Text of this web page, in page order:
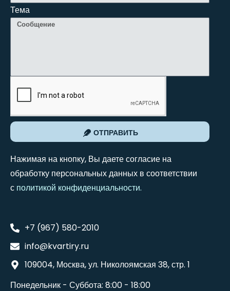
Тема
ОТПРАВИТЬ
Нажимая на кнопку, Вы даете согласие на
обработку персональных данных в соответствии
с политикой конфиденциальности.
+7 (967) 580-2010
info@kvartiry.ru
109004, Москва, ул. Николоямская 38, стр. 1
Понедельник - Суббота: 8:00 - 18:00